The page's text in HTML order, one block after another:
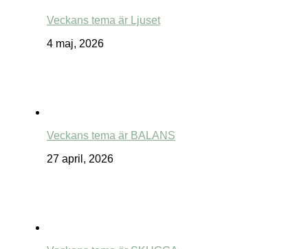
Veckans tema är Ljuset
4 maj, 2026
Veckans tema är BALANS
27 april, 2026